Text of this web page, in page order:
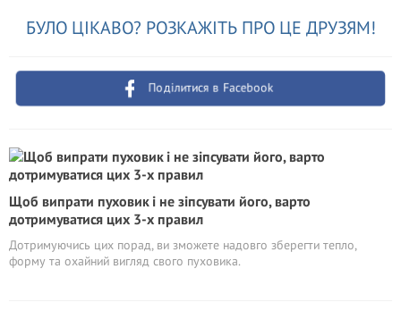
БУЛО ЦІКАВО? РОЗКАЖІТЬ ПРО ЦЕ ДРУЗЯМ!
Поділитися в Facebook
Щоб випрати пуховик і не зіпсувати його, варто
дотримуватися цих 3-х правил
Дотримуючись цих порад, ви зможете надовго зберегти тепло,
форму та охайний вигляд свого пуховика.